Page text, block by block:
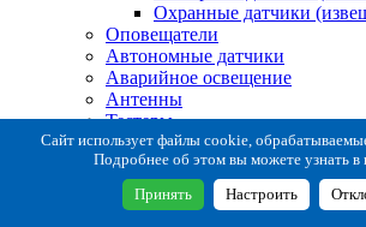
Охранные датчики
Оповещатели
Автономные датчики
Аварийное освещение
Антенны
Тестеры
Система сбора извещений
Расходные и монтажные
Коробки
Кронштейны для
Сайт использует файлы cookie,
Подробнее об этом вы можете узнать в
Принять Настроить